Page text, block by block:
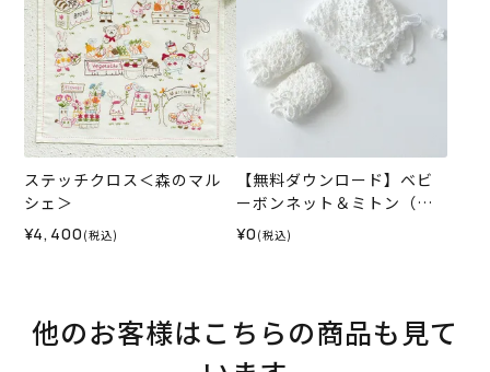
ステッチクロス＜森のマル
シェ＞
¥4,400 (税込)
【無料ダウンロード】ベビ
ーボンネット＆ミトン（レ
シピ）
¥0 (税込)
他のお客様はこちらの商品も見て